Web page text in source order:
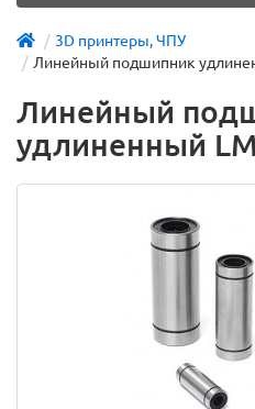
3D принтеры, ЧПУ
Линейный подшипник
Линейный
удлиненный